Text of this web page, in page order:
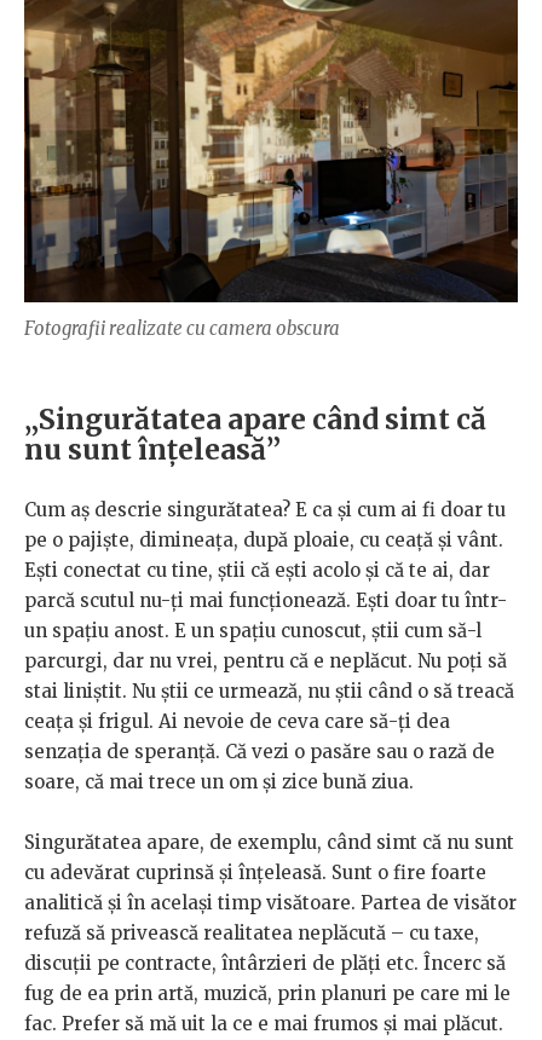
Fotografii realizate cu camera obscura
„Singurătatea apare când simt că
nu sunt înțeleasă”
Cum aș descrie singurătatea? E ca și cum ai fi doar tu
pe o pajiște, dimineața, după ploaie, cu ceață și vânt.
Ești conectat cu tine, știi că ești acolo și că te ai, dar
parcă scutul nu-ți mai funcționează. Ești doar tu într-
un spațiu anost. E un spațiu cunoscut, știi cum să-l
parcurgi, dar nu vrei, pentru că e neplăcut. Nu poți să
stai liniștit. Nu știi ce urmează, nu știi când o să treacă
ceața și frigul. Ai nevoie de ceva care să-ți dea
senzația de speranță. Că vezi o pasăre sau o rază de
soare, că mai trece un om și zice bună ziua.
Singurătatea apare, de exemplu, când simt că nu sunt
cu adevărat cuprinsă și înțeleasă. Sunt o fire foarte
analitică și în același timp visătoare. Partea de visător
refuză să privească realitatea neplăcută – cu taxe,
discuții pe contracte, întârzieri de plăți etc. Încerc să
fug de ea prin artă, muzică, prin planuri pe care mi le
fac. Prefer să mă uit la ce e mai frumos și mai plăcut.